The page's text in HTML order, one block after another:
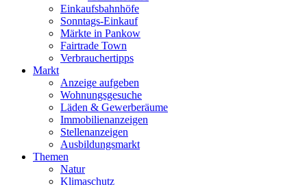
Einkaufsbahnhöfe
Sonntags-Einkauf
Märkte in Pankow
Fairtrade Town
Verbrauchertipps
Markt
Anzeige aufgeben
Wohnungsgesuche
Läden & Gewerberäume
Immobilienanzeigen
Stellenanzeigen
Ausbildungsmarkt
Themen
Natur
Klimaschutz